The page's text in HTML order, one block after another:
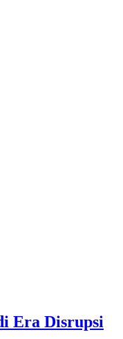
Era Disrupsi